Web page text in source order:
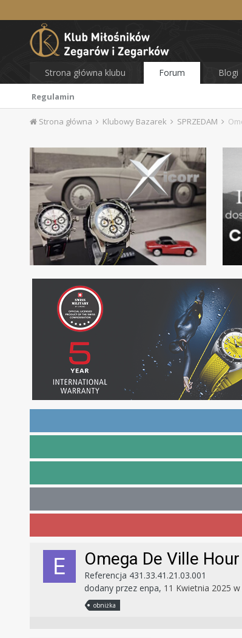
Strona główna klubu Forum
Regulamin
Blogi
Strona główna Klubowy Bazarek SPRZEDAM
Omega De Ville
Referencja 431.33.41.21.03.001
dodany przez enpa, 11 Kwietnia 2025 w
obniżka